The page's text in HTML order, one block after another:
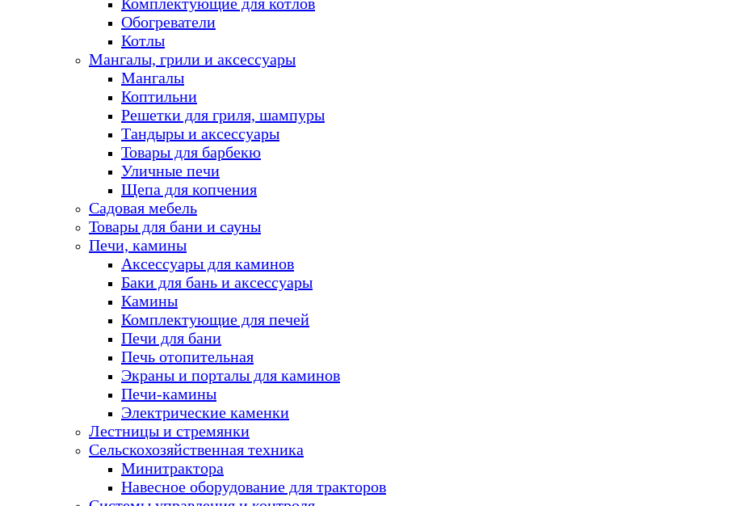
Обогреватели
Котлы
Мангалы, грили и аксессуары
Мангалы
Коптильни
Решетки для гриля, шампуры
Тандыры и аксессуары
Товары для барбекю
Уличные печи
Щепа для копчения
Садовая мебель
Товары для бани и сауны
Печи, камины
Аксессуары для каминов
Баки для бань и аксессуары
Камины
Комплектующие для печей
Печи для бани
Печь отопительная
Экраны и порталы для каминов
Печи-камины
Электрические каменки
Лестницы и стремянки
Сельскохозяйственная техника
Минитрактора
Навесное оборудование для тракторов